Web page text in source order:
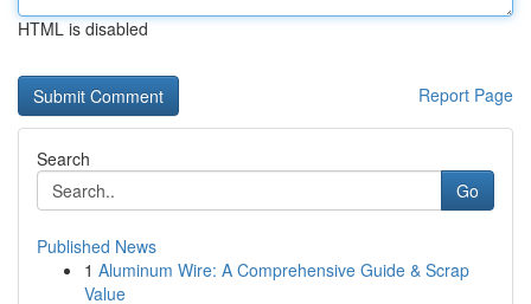
HTML is disabled
Report Page
Search
Go
Published News
1 Aluminum Wire: A Comprehensive Guide & Scrap
Value